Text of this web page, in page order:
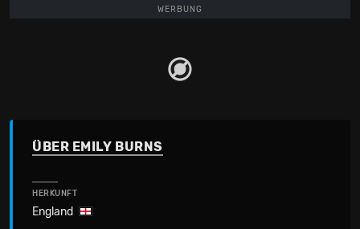
WERBUNG
ÜBER EMILY BURNS
HERKUNFT
England